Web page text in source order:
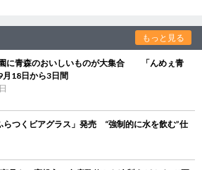
もっと見る
に青森のおいしいものが大集合 「んめぇ青
18日から3日間
らつくビアグラス」発売 “強制的に水を飲む”仕